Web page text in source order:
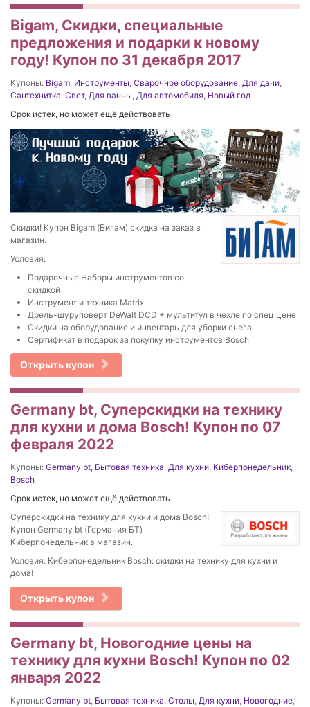
Bigam, Скидки, специальные
предложения и подарки к новому
году! Купон по 31 декабря 2017
Купоны: Bigam, Инструменты, Сварочное оборудование, Для дачи,
Сантехнитка, Свет, Для ванны, Для автомобиля, Новый год
Срок истек, но может ещё действовать
Скидки! Купон Bigam (Бигам) скидка на заказ в
магазин.
Условия:
Подарочные Наборы инструментов со
скидкой
Инструмент и техника Matrix
Дрель-шуруповерт DeWalt DCD + мультитул в чехле по спец цене
Скидки на оборудование и инвентарь для уборки снега
Сертификат в подарок за покупку инструментов Bosch
Открыть купон
Germany bt, Суперскидки на технику
для кухни и дома Bosch! Купон по 07
февраля 2022
Купоны: Germany bt, Бытовая техника, Для кухни, Киберпонедельник,
Bosch
Срок истек, но может ещё действовать
Суперскидки на технику для кухни и дома Bosch!
Купон Germany bt (Германия БТ)
Киберпонедельник в магазин.
Условия: Киберпонедельник Bosch: скидки на технику для кухни и
дома!
Открыть купон
Germany bt, Новогодние цены на
технику для кухни Bosch! Купон по 02
января 2022
Купоны: Germany bt, Бытовая техника, Столы, Для кухни, Новогодние,